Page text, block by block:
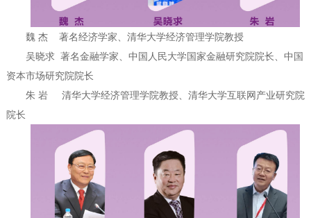
魏 杰 著名经济学家、清华大学经济管理学院教授
吴晓求 著名金融学家、中国人民大学国家金融研究院院长、中国
资本市场研究院院长
朱 岩 清华大学经济管理学院教授、清华大学互联网产业研究院
院长